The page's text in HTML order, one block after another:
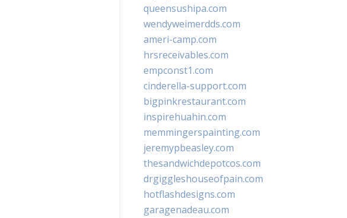
queensushipa.com
wendyweimerdds.com
ameri-camp.com
hrsreceivables.com
empconst1.com
cinderella-support.com
bigpinkrestaurant.com
inspirehuahin.com
memmingerspainting.com
jeremypbeasley.com
thesandwichdepotcos.com
drgiggleshouseofpain.com
hotflashdesigns.com
garagenadeau.com